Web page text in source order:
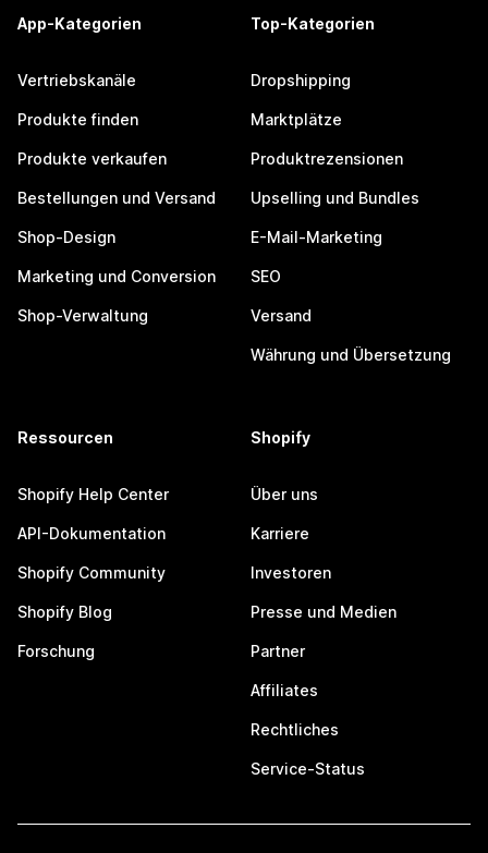
App-Kategorien
Vertriebskanäle
Produkte finden
Produkte verkaufen
Bestellungen und Versand
Shop-Design
Marketing und Conversion
Shop-Verwaltung
Top-Kategorien
Dropshipping
Marktplätze
Produktrezensionen
Upselling und Bundles
E-Mail-Marketing
SEO
Versand
Währung und Übersetzung
Ressourcen
Shopify Help Center
API-Dokumentation
Shopify Community
Shopify Blog
Forschung
Shopify
Über uns
Karriere
Investoren
Presse und Medien
Partner
Affiliates
Rechtliches
Service-Status